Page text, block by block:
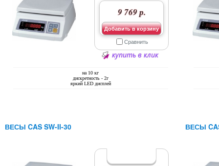
на 10 кг
дискретность - 2г
яркий LED дисплей
9 769 р.
Добавить в корзину
Сравнить
купить в клик
ВЕСЫ CAS SW-II-30 ВЕСЫ